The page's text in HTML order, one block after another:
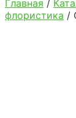
Главная /
флористика /